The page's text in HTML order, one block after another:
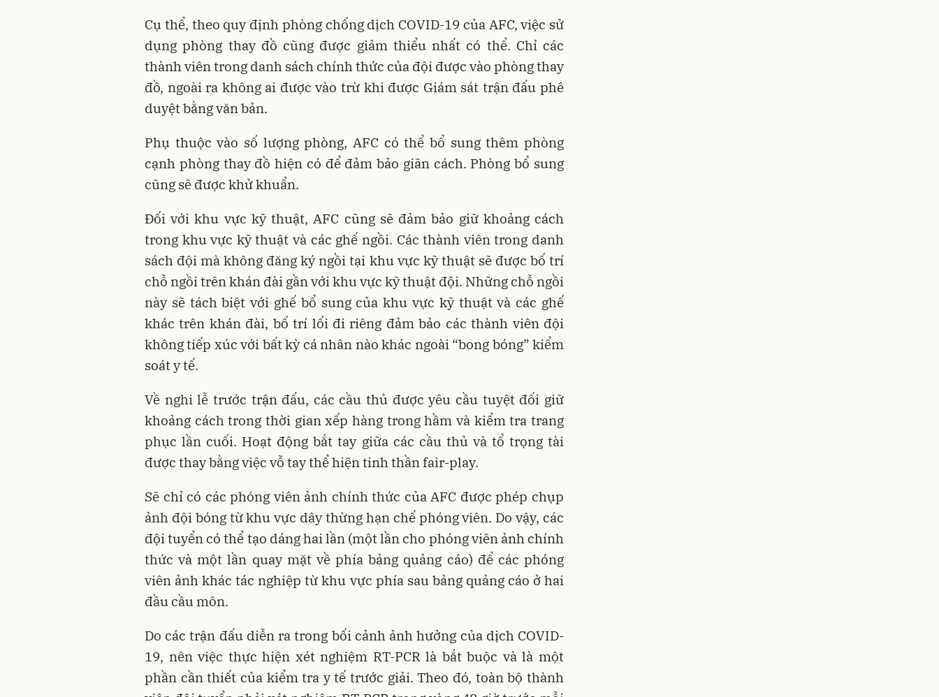
Cụ thể, theo quy định phòng chống dịch COVID-19 của AFC, việc sử
dụng phòng thay đồ cũng được giảm thiểu nhất có thể. Chỉ các
thành viên trong danh sách chính thức của đội được vào phòng thay
đồ, ngoài ra không ai được vào trừ khi được Giám sát trận đấu phê
duyệt bằng văn bản.
Phụ thuộc vào số lượng phòng, AFC có thể bổ sung thêm phòng
cạnh phòng thay đồ hiện có để đảm bảo giãn cách. Phòng bổ sung
cũng sẽ được khử khuẩn.
Đối với khu vực kỹ thuật, AFC cũng sẽ đảm bảo giữ khoảng cách
trong khu vực kỹ thuật và các ghế ngồi. Các thành viên trong danh
sách đội mà không đăng ký ngồi tại khu vực kỹ thuật sẽ được bố trí
chỗ ngồi trên khán đài gần với khu vực kỹ thuật đội. Những chỗ ngồi
này sẽ tách biệt với ghế bổ sung của khu vực kỹ thuật và các ghế
khác trên khán đài, bố trí lối đi riêng đảm bảo các thành viên đội
không tiếp xúc với bất kỳ cá nhân nào khác ngoài “bong bóng” kiểm
soát y tế.
Về nghi lễ trước trận đấu, các cầu thủ được yêu cầu tuyệt đối giữ
khoảng cách trong thời gian xếp hàng trong hầm và kiểm tra trang
phục lần cuối. Hoạt động bắt tay giữa các cầu thủ và tổ trọng tài
được thay bằng việc vỗ tay thể hiện tinh thần fair-play.
Sẽ chỉ có các phóng viên ảnh chính thức của AFC được phép chụp
ảnh đội bóng từ khu vực dây thừng hạn chế phóng viên. Do vậy, các
đội tuyển có thể tạo dáng hai lần (một lần cho phóng viên ảnh chính
thức và một lần quay mặt về phía bảng quảng cáo) để các phóng
viên ảnh khác tác nghiệp từ khu vực phía sau bảng quảng cáo ở hai
đầu cầu môn.
Do các trận đấu diễn ra trong bối cảnh ảnh hưởng của dịch COVID-
19, nên việc thực hiện xét nghiệm RT-PCR là bắt buộc và là một
phần cần thiết của kiểm tra y tế trước giải. Theo đó, toàn bộ thành